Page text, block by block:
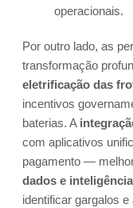
operacionais.
Por outro lado, as
transformação
eletrificação das
incentivos
baterias. A
com aplicativos
pagamento —
dados e
identificar gargalos